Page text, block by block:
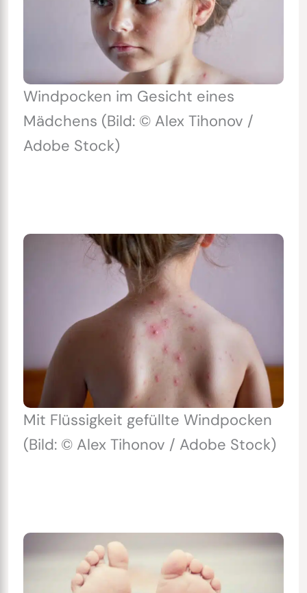
Windpocken im Gesicht eines
Mädchens (Bild: © Alex Tihonov /
Adobe Stock)
Mit Flüssigkeit gefüllte Windpocken
(Bild: © Alex Tihonov / Adobe Stock)